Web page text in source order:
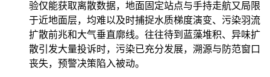
验仅能获取离散数据，地面固定站点与手持走航又局限
于近地面层，均难以及时捕捉水质梯度演变、污染羽流
扩散前兆和大气垂直廓线。往往待到蓝藻堆积、异味扩
散引发大量投诉时，污染已充分发展，溯源与防范窗口
丧失，预警决策陷入被动。